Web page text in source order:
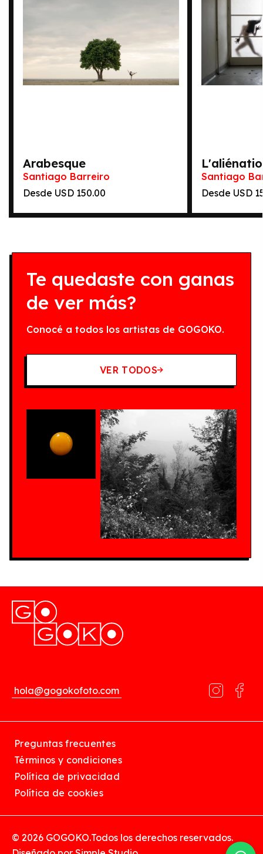
Arabesque
Santiago Barreiro
Desde
150.00
Santiago
Desde
Te quedaste con ganas
de ver más?
Conocé a todos los artistas de GOGOKO.
VER TODOS
hola@gogokofoto.com
Preguntas frecuentes
Términos y condiciones
Política de privacidad
Política de cookies
© 2026 GOGOKO.Todos los derechos reservados.